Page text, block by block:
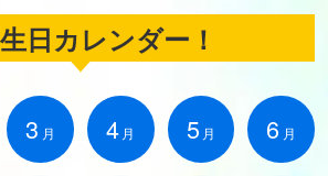
日カレンダー！
3 月 4 月 5 月 6 月